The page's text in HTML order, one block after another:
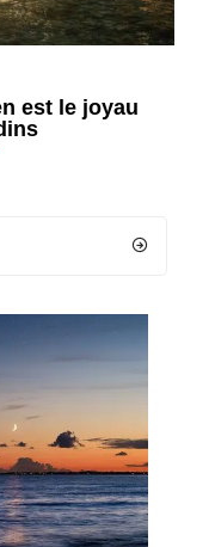
est le joyau